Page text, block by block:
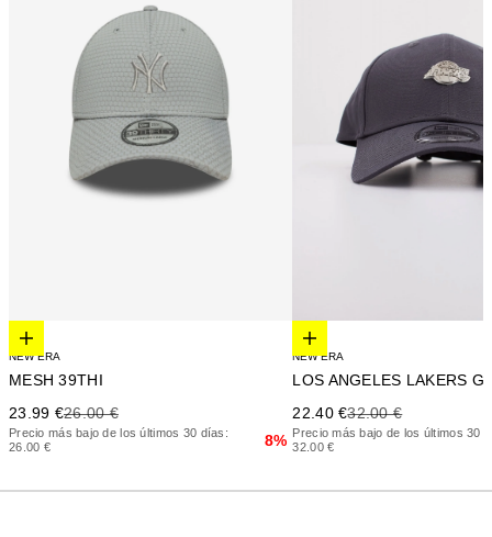
Elige opciones
NEW ERA
MESH 39THI
Precio de oferta
23.99 €Precio anterior
26.00 €
Precio más bajo de los últimos 30 días:
26.00 €
8%
Elige opciones
NEW ERA
LOS ANGELES LAKERS
Precio de oferta
22.40 €Precio anterior
32.00 €
Precio más bajo de los últimos 30
32.00 €